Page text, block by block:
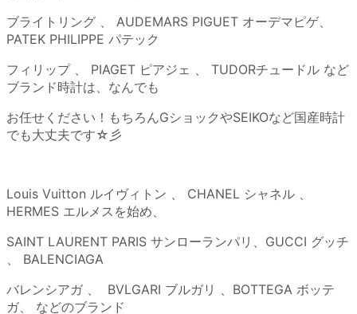
ブライトリング 、 AUDEMARS PIGUET オーデマピゲ、
PATEK PHILIPPE パテック
フィリップ 、 PIAGET ピアジェ 、 TUDORチュードル など
ブランド時計は、なんでも
お任せください！もちろんGショックやSEIKOなど国産時計
でも大丈夫です☆彡
Louis Vuitton ルイヴィトン 、 CHANEL シャネル 、
HERMES エルメスを始め、
SAINT LAURENT PARIS サンローランパリ、GUCCI グッチ
、 BALENCIAGA
バレンシアガ 、 BVLGARI ブルガリ 、BOTTEGA ボッテ
ガ、 などのブランド